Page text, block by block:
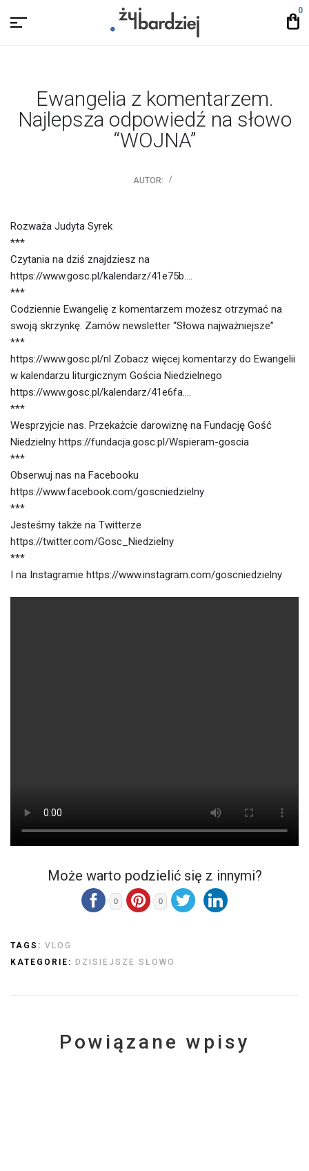
0
Ewangelia z komentarzem.
Najlepsza odpowiedź na słowo
“WOJNA”
AUTOR:
Rozważa Judyta Syrek
***
Czytania na dziś znajdziesz na
https://www.gosc.pl/kalendarz/41e75b….
***
Codziennie Ewangelię z komentarzem możesz otrzymać na
swoją skrzynkę. Zamów newsletter “Słowa najważniejsze”
***
https://www.gosc.pl/nl Zobacz więcej komentarzy do Ewangelii
w kalendarzu liturgicznym Gościa Niedzielnego
https://www.gosc.pl/kalendarz/41e6fa….
***
Wesprzyjcie nas. Przekażcie darowiznę na Fundację Gość
Niedzielny https://fundacja.gosc.pl/Wspieram-goscia
***
Obserwuj nas na Facebooku
https://www.facebook.com/goscniedzielny
***
Jesteśmy także na Twitterze
https://twitter.com/Gosc_Niedzielny
***
I na Instagramie https://www.instagram.com/goscniedzielny
Może warto podzielić się z innymi?
0 0
TAGS: VLOG
KATEGORIE:
DZISIEJSZE SŁOWO
Powiązane wpisy